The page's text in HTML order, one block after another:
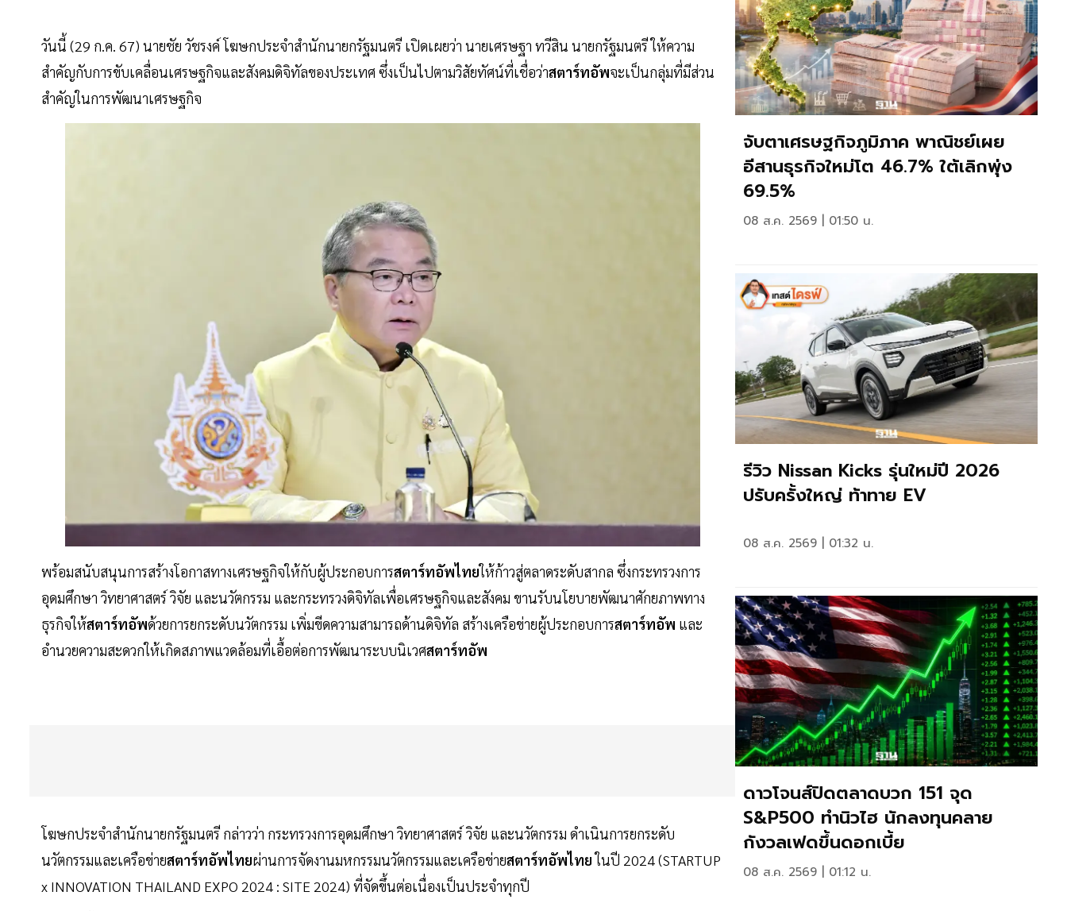
วันนี้ (29 ก.ค. 67) นายชัย วัชรงค์ โฆษกประจำสำนักนายกรัฐมนตรี เปิดเผยว่า นายเศรษฐา ทวีสิน นายกรัฐมนตรี ให้ความ
สำคัญกับการขับเคลื่อนเศรษฐกิจและสังคมดิจิทัลของประเทศ ซึ่งเป็นไปตามวิสัยทัศน์ที่เชื่อว่าสตาร์ทอัพจะเป็นกลุ่มที่มีส่วน
สำคัญในการพัฒนาเศรษฐกิจ
พร้อมสนับสนุนการสร้างโอกาสทางเศรษฐกิจให้กับผู้ประกอบการสตาร์ทอัพไทยให้ก้าวสู่ตลาดระดับสากล ซึ่งกระทรวงการ
อุดมศึกษา วิทยาศาสตร์ วิจัย และนวัตกรรม และกระทรวงดิจิทัลเพื่อเศรษฐกิจและสังคม ขานรับนโยบายพัฒนาศักยภาพทาง
ธุรกิจให้สตาร์ทอัพด้วยการยกระดับนวัตกรรม เพิ่มขีดความสามารถด้านดิจิทัล สร้างเครือข่ายผู้ประกอบการสตาร์ทอัพ และ
อำนวยความสะดวกให้เกิดสภาพแวดล้อมที่เอื้อต่อการพัฒนาระบบนิเวศสตาร์ทอัพ
โฆษกประจำสำนักนายกรัฐมนตรี กล่าวว่า กระทรวงการอุดมศึกษา วิทยาศาสตร์ วิจัย และนวัตกรรม ดำเนินการยกระดับ
นวัตกรรมและเครือข่ายสตาร์ทอัพไทยผ่านการจัดงานมหกรรมนวัตกรรมและเครือข่ายสตาร์ทอัพไทยในปี 2024 (STARTUP
x INNOVATION THAILAND EXPO 2024 : SITE 2024) ที่จัดขึ้นต่อเนื่องเป็นประจำทุกปี
จับตาเศรษฐกิจภูมิภาค พาณิชย์เผย
อีสานธุรกิจใหม่โต 46.7% ใต้เลิกพุ่ง
69.5%
08 ส.ค. 2569 | 01:50 น.
รีวิว Nissan Kicks รุ่นใหม่ปี 2026
ปรับครั้งใหญ่ ท้าทาย EV
08 ส.ค. 2569 | 01:32 น.
ดาวโจนส์ปิดตลาดบวก 151 จุด
S&P500 ทำนิวไฮ นักลงทุนคลาย
กังวลเฟดขึ้นดอกเบี้ย
08 ส.ค. 2569 | 01:12 น.